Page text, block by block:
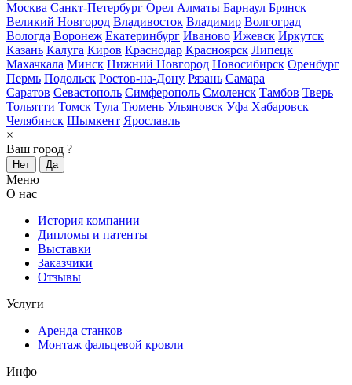
Москва Санкт-Петербург Орел Алматы Барнаул Брянск
Великий Новгород Владивосток Владимир Волгоград
Вологда Воронеж Екатеринбург Иваново Ижевск Иркутск
Казань Калуга Киров Краснодар Красноярск Липецк
Махачкала Минск Нижний Новгород Новосибирск Оренбург
Пермь Подольск Ростов-на-Дону Рязань Самара
Саратов Севастополь Симферополь Смоленск Тамбов Тверь
Тольятти Томск Тула Тюмень Ульяновск Уфа Хабаровск
Челябинск Шымкент Ярославль
×
Ваш город ?
Нет Да
Меню
О нас
История компании
Дипломы и патенты
Выставки
Заказчики
Отзывы
Услуги
Аренда станков
Монтаж фальцевой кровли
Инфо